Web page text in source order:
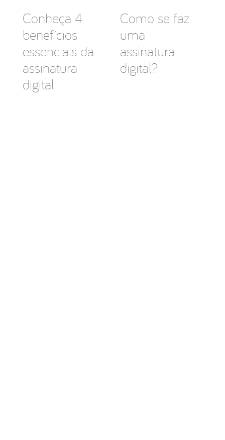
Conheça 4
benefícios
essenciais da
assinatura
digital
Como se faz
uma
assinatura
digital?